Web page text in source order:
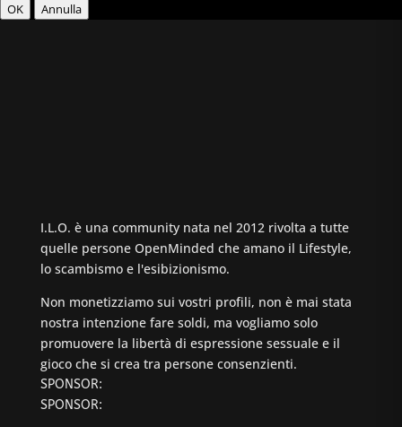
OK Annulla
I.L.O. è una community nata nel 2012 rivolta a tutte
quelle persone OpenMinded che amano il Lifestyle,
lo scambismo e l'esibizionismo.
Non monetizziamo sui vostri profili, non è mai stata
nostra intenzione fare soldi, ma vogliamo solo
promuovere la libertà di espressione sessuale e il
gioco che si crea tra persone consenzienti.
SPONSOR:
SPONSOR: